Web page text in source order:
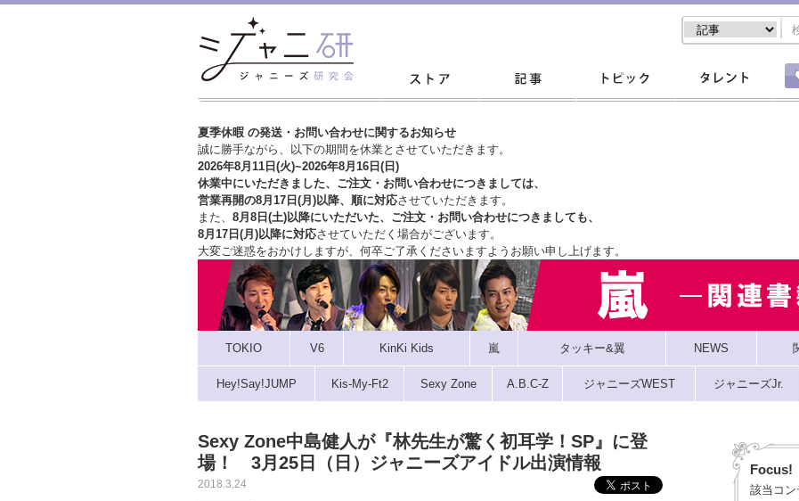
夏季休暇 の発送・お問い合わせに関するお知らせ
誠に勝手ながら、以下の期間を休業とさせていただきます。
2026年8月11日(火)~2026年8月16日(日)
休業中にいただきました、ご注文・お問い合わせにつきましては、
営業再開の8月17日(月)以降、順に対応させていただきます。
また、 8月8日(土)以降にいただいた、ご注文・ お問い合わせにつきましても、
8月17日(月)以降に対応させていただく場合がございます。
大変ご迷惑をおかけしますが、 何卒ご了承くださいますようお願い申し上げます。
TOKIO V6 KinKi Kids 嵐 タッキー&翼 NEWS
Hey!Say!JUMP Kis-My-Ft2 Sexy Zone A.B.C-Z ジャニーズWEST ジャニーズJr.
Sexy Zone中島健人が『林先生が驚く初耳学！SP』に登
場！ 3月25日（日）ジャニーズアイドル出演情報
2018.3.24
Focus!
該当コン